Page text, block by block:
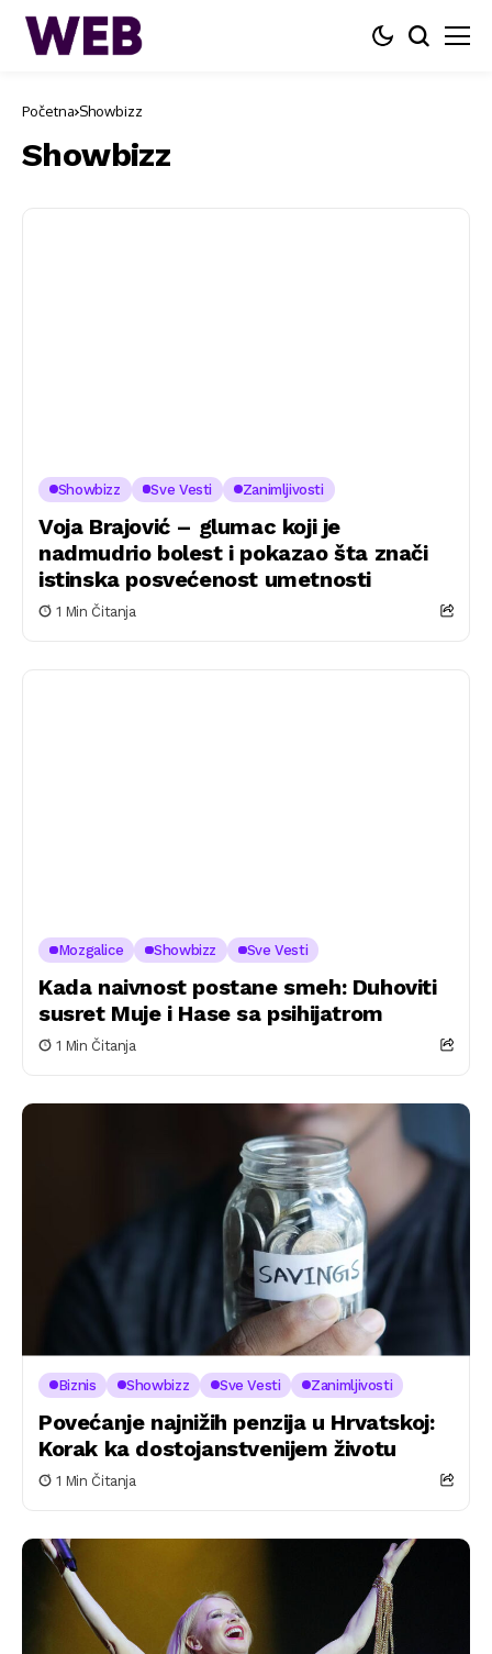
Početna Showbizz
Showbizz
Showbizz Sve Vesti Zanimljivosti
Voja Brajović – glumac koji je
nadmudrio bolest i pokazao šta znači
istinska posvećenost umetnosti
1 Min Čitanja
Mozgalice Showbizz Sve Vesti
Kada naivnost postane smeh: Duhoviti
susret Muje i Hase sa psihijatrom
1 Min Čitanja
Biznis Showbizz Sve Vesti Zanimljivosti
Povećanje najnižih penzija u Hrvatskoj:
Korak ka dostojanstvenijem životu
1 Min Čitanja